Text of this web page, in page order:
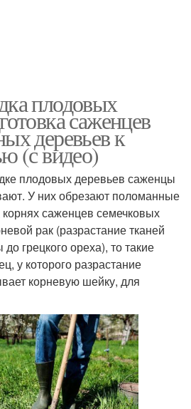
плодовых
саженцев
деревьев к
(с видео)
плодовых деревьев саженцы
У них обрезают поломанные
саженцев семечковых
рак (разрастание тканей
грецкого ореха), то такие
у которого разрастание
корневую шейку, для